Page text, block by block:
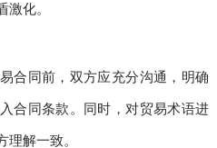
化。
合同前，双方应充分沟通，明确
合同条款。同时，对贸易术语进
解一致。